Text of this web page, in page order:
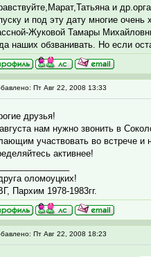
и
и под эту дату многие
Жуковой Тамары
наших обзванивать. Но если
Пт Авг 22, 2008 13:33
друзья!
нам нужно звонить в
участвовать во встрече и
активнее!
оломоуцких!
Пархим 1978-1983гг.
Пт Авг 22, 2008 18:23